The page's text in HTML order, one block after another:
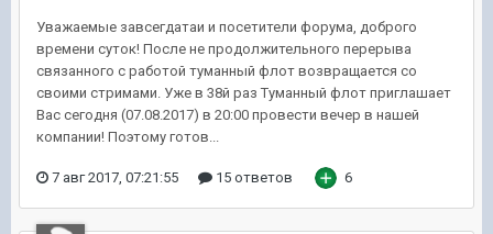
Уважаемые завсегдатаи и посетители форума, доброго
времени суток! После не продолжительного перерыва
связанного с работой туманный флот возвращается со
своими стримами. Уже в 38й раз Туманный флот приглашает
Вас сегодня (07.08.2017) в 20:00 провести вечер в нашей
компании! Поэтому готов...
7 авг 2017, 07:21:55 15 ответов 6